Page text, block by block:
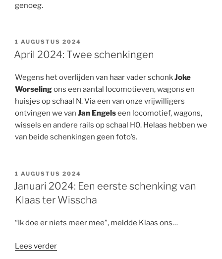
Pavoordt”
genoeg.
GEPLAATST
OP
1 AUGUSTUS 2024
April 2024: Twee schenkingen
Wegens het overlijden van haar vader schonkJoke
Worselingons een aantal locomotieven, wagons en
huisjes op schaal N. Via een van onze vrijwilligers
ontvingen we van Jan Engelseen locomotief, wagons,
wissels en andere rails op schaal H0. Helaas hebben we
van beide schenkingen geen foto’s.
GEPLAATST
OP
1 AUGUSTUS 2024
Januari 2024: Een eerste schenking van
Klaas ter Wisscha
“Ik doe er niets meer mee”, meldde Klaas ons…
Lees verder“Januari